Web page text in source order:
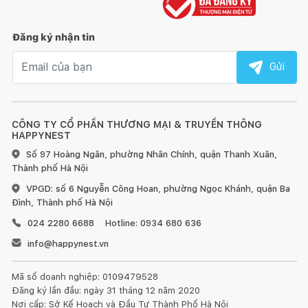
Thiết kế hình thức ưa nhìn và thanh lịch hơn
Hình thức ưa nhìn hơn và kích thước núm vặn lớn hơn với phần
hoàn thiện bằng kim loại.
máy giặt, có độ tin cậy rất cao và cực kì êm ái. Chúng tôi biết
đây là một trong những động cơ máy giặt tốt nhất trên thị
trường, đó là lý do vì sao tất cả máy giặt của chúng tôi đều có
thời gian bảo hành 10 năm cho động cơ. Quả là một mức bảo
hành tuyệt vời phải không?
ThinQ™
Thiết bị thông minh. Với công nghệ ThinQ™, máy giặt của bạn
sẽ thông minh hơn từ việc vận hành đồ giặt từ xa đến việc tải
xuống chu trình giặt bổ sung. Dễ dàng tương tác với máy giặt
và truy cập các cải tiến mới nhất với Kết nối Wi-Fi.
CÔNG TY CỔ PHẦN THƯƠNG MẠI & TRUYỀN THÔNG
HAPPYNEST
Số 97 Hoàng Ngân, phường Nhân Chính, quận Thanh Xuân,
Thành phố Hà Nội
VPGD: số 6 Nguyễn Công Hoan, phường Ngọc Khánh, quận Ba
Đình, Thành phố Hà Nội
024 2280 6688
Hotline: 0934 680 636
info@happynest.vn
Mã số doanh nghiệp: 0109479528
Đăng ký lần đầu: ngày 31 tháng 12 năm 2020
Nơi cấp: Sở Kế Hoạch và Đầu Tư Thành Phố Hà Nội
Đăng ký nhận tin
Gửi